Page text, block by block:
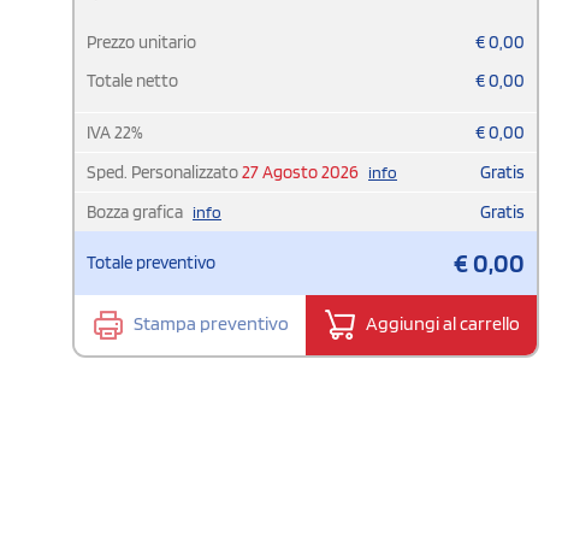
Prezzo unitario €0,00
Totale netto
€0,00
IVA22% €0,00
Sped. Personalizzato27 Agosto 2026 info
Gratis
Bozza grafica info Gratis
Totale preventivo €0,00
Stampa preventivo Aggiungi al carrello